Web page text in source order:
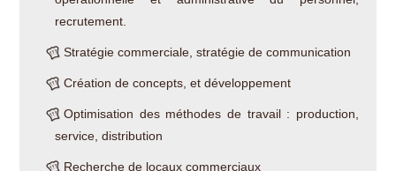
recrutement.
Stratégie commerciale, stratégie de communication
Création de concepts, et développement
Optimisation des méthodes de travail : production,
service, distribution
Recherche de locaux commerciaux